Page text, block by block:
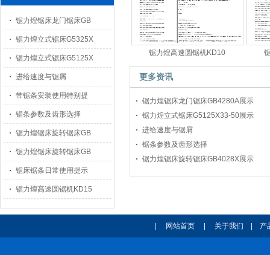
锯力煌锯床龙门锯床GB
锯力煌立式锯床G5325X
锯力煌立式锯床G5125X
进给速度与锯屑
带锯条安装使用特别提
锯条参数及齿形选择
锯力煌锯床旋转锯床GB
锯力煌锯床旋转锯床GB
锯床锯条日常使用提示
锯力煌高速圆锯机KD15
锯力煌高速圆锯机KD10
更多资讯
锯力煌锯床龙门锯床GB4280A展示
锯力煌立式锯床G5125X33-50展示
进给速度与锯屑
锯条参数及齿形选择
锯力煌锯床旋转锯床GB4028X展示
网站首页| 关于我们 产